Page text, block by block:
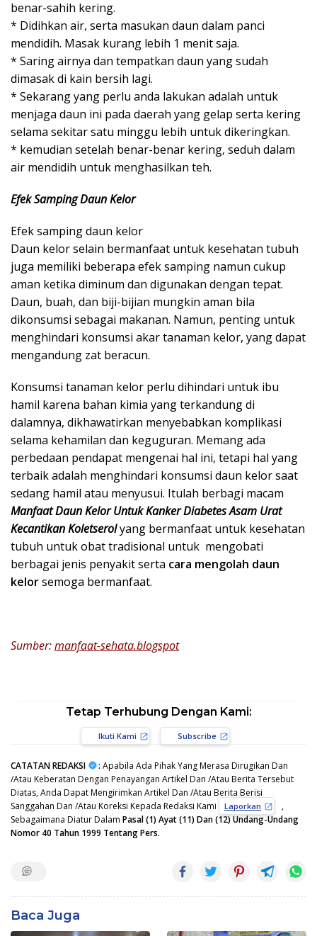
benar-sahih kering.
* Didihkan air, serta masukan daun dalam panci
mendidih. Masak kurang lebih 1 menit saja.
* Saring airnya dan tempatkan daun yang sudah
dimasak di kain bersih lagi.
* Sekarang yang perlu anda lakukan adalah untuk
menjaga daun ini pada daerah yang gelap serta kering
selama sekitar satu minggu lebih untuk dikeringkan.
* kemudian setelah benar-benar kering, seduh dalam
air mendidih untuk menghasilkan teh.
Efek Samping Daun Kelor
Efek samping daun kelor
Daun kelor selain bermanfaat untuk kesehatan tubuh
juga memiliki beberapa efek samping namun cukup
aman ketika diminum dan digunakan dengan tepat.
Daun, buah, dan biji-bijian mungkin aman bila
dikonsumsi sebagai makanan. Namun, penting untuk
menghindari konsumsi akar tanaman kelor, yang dapat
mengandung zat beracun.
Konsumsi tanaman kelor perlu dihindari untuk ibu
hamil karena bahan kimia yang terkandung di
dalamnya, dikhawatirkan menyebabkan komplikasi
selama kehamilan dan keguguran. Memang ada
perbedaan pendapat mengenai hal ini, tetapi hal yang
terbaik adalah menghindari konsumsi daun kelor saat
sedang hamil atau menyusui. Itulah berbagi macam
Manfaat Daun Kelor Untuk Kanker Diabetes Asam Urat
Kecantikan Koletserolyang bermanfaat untuk kesehatan
tubuh untuk obat tradisional untuk mengobati
berbagai jenis penyakit serta cara mengolah daun
kelorsemoga bermanfaat.
Sumber:manfaat-sehata.blogspot
Tetap Terhubung Dengan Kami:
Ikuti Kami Subscribe
CATATAN REDAKSI : Apabila Ada Pihak Yang Merasa Dirugikan Dan
/Atau Keberatan Dengan Penayangan Artikel Dan /Atau Berita Tersebut
Diatas, Anda Dapat Mengirimkan Artikel Dan /Atau Berita Berisi
Sanggahan Dan /Atau Koreksi Kepada Redaksi Kami
Laporkan
,
Sebagaimana Diatur Dalam Pasal (1) Ayat (11) Dan (12) Undang-Undang
Nomor 40 Tahun 1999 Tentang Pers.
Baca Juga